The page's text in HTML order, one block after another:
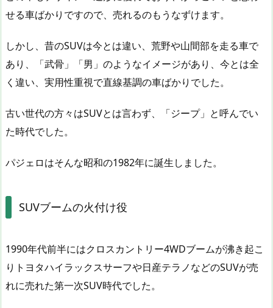
せる車ばかりですので、売れるのもうなずけます。
しかし、昔のSUVは今とは違い、荒野や山間部を走る車で
あり、「武骨」「男」のようなイメージがあり、今とは全
く違い、実用性重視で直線基調の車ばかりでした。
古い世代の方々はSUVとは言わず、「ジープ」と呼んでい
た時代でした。
パジェロはそんな昭和の1982年に誕生しました。
SUVブームの火付け役
1990年代前半にはクロスカントリー4WDブームが沸き起こ
りトヨタハイラックスサーフや日産テラノなどのSUVが売
れに売れた第一次SUV時代でした。